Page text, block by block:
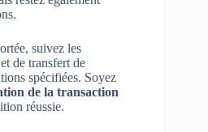
suivez les
de transfert de
spécifiées. Soyez
de la transaction
réussie.